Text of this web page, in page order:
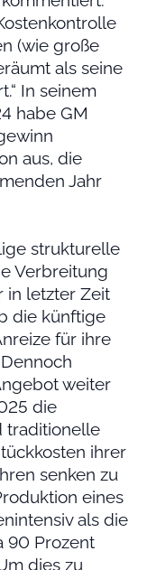
(wie große
als seine
In seinem
habe GM
aus, die
Jahr
strukturelle
Verbreitung
in letzter Zeit
die künftige
für ihre
weiter
die
traditionelle
ihrer
senken zu
eines
als die
90 Prozent
dies zu